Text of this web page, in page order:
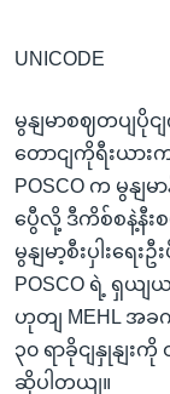
UNICODE
မွနျမာစဈတပျပို
တောငျကိုရီးယာ
POSCO က မွနျ
ပွေီလို့ ဒီကိစ်စနဲ့နီးစ
မွနျမာ့စီးပှါးရေ
POSCO ရဲ့ ရှယျယ
ဟုတျ MEHL အ
၃၀ ရာခိုငျနှုနျး
ဆိုပါတယျ။